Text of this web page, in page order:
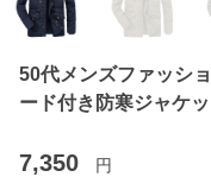
50代メンズファッシ
ード付き防寒ジャケ
7,350 円